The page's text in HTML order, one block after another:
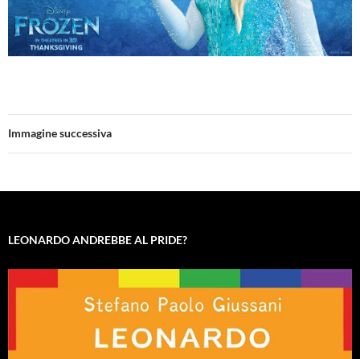
Immagine successiva
LEONARDO ANDREBBE AL PRIDE?